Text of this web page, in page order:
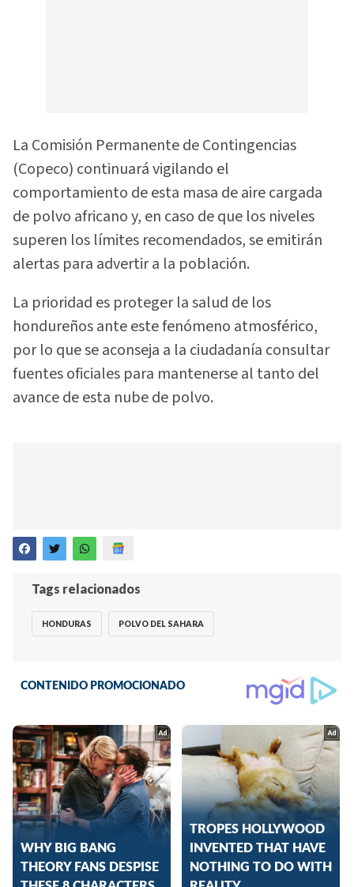
La Comisión Permanente de Contingencias
(Copeco) continuará vigilando el
comportamiento de esta masa de aire cargada
de polvo africano y, en caso de que los niveles
superen los límites recomendados, se emitirán
alertas para advertir a la población.
La prioridad es proteger la salud de los
hondureños ante este fenómeno atmosférico,
por lo que se aconseja a la ciudadanía consultar
fuentes oficiales para mantenerse al tanto del
avance de esta nube de polvo.
Tags relacionados
HONDURAS POLVO DEL SAHARA